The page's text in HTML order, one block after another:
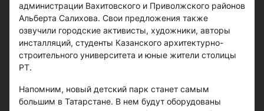
администрации Вахитовского и Приволжского районов
Альберта Салихова. Свои предложения также
озвучили городские активисты, художники, авторы
инсталляций, студенты Казанского архитектурно-
строительного университета и юные жители столицы
РТ.
Напомним, новый детский парк станет самым
большим в Татарстане. В нем будут оборудованы